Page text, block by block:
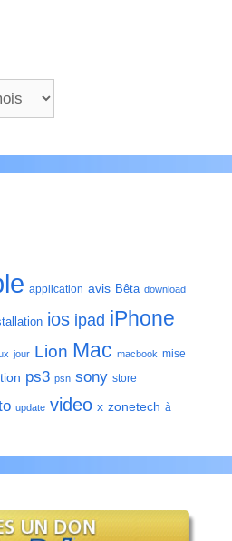
application avis Bêta download
ios ipad iPhone
jour Lion Mac macbook mise
ps3 psn sony store
update video x zonetech à